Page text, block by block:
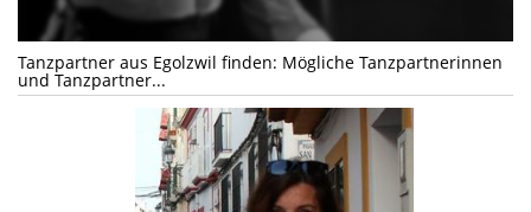
Tanzpartner aus Egolzwil finden: Mögliche Tanzpartnerinnen
und Tanzpartner...